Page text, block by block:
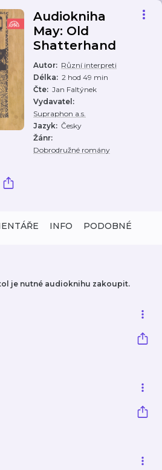
Audiokniha
May: Old
Shatterhand
Autor: Různí interpreti
Délka: 2 hod 49 min
Čte: Jan Faltýnek
Vydavatel :
Supraphon a.s.
Jazyk: Česky
Žánr:
Dobrodružné romány
INFO PODOBNÉ
je nutné audioknihu zakoupit.